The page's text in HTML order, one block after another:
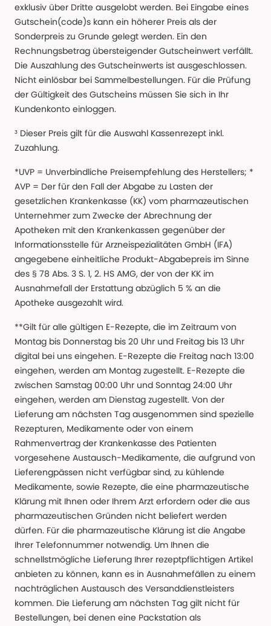
exklusiv über Dritte ausgelobt werden. Bei Eingabe eines
Gutschein(code)s kann ein höherer Preis als der
Sonderpreis zu Grunde gelegt werden. Ein den
Rechnungsbetrag übersteigender Gutscheinwert verfällt.
Die Auszahlung des Gutscheinwerts ist ausgeschlossen.
Nicht einlösbar bei Sammelbestellungen. Für die Prüfung
der Gültigkeit des Gutscheins müssen Sie sich in Ihr
Kundenkonto einloggen.
³ Dieser Preis gilt für die Auswahl Kassenrezept inkl.
Zuzahlung.
*UVP = Unverbindliche Preisempfehlung des Herstellers; *
AVP = Der für den Fall der Abgabe zu Lasten der
gesetzlichen Krankenkasse (KK) vom pharmazeutischen
Unternehmer zum Zwecke der Abrechnung der
Apotheken mit den Krankenkassen gegenüber der
Informationsstelle für Arzneispezialitäten GmbH (IFA)
angegebene einheitliche Produkt-Abgabepreis im Sinne
des § 78 Abs. 3 S. 1, 2. HS AMG, der von der KK im
Ausnahmefall der Erstattung abzüglich 5 % an die
Apotheke ausgezahlt wird.
**Gilt für alle gültigen E-Rezepte, die im Zeitraum von
Montag bis Donnerstag bis 20 Uhr und Freitag bis 13 Uhr
digital bei uns eingehen. E-Rezepte die Freitag nach 13:00
eingehen, werden am Montag zugestellt. E-Rezepte die
zwischen Samstag 00:00 Uhr und Sonntag 24:00 Uhr
eingehen, werden am Dienstag zugestellt. Von der
Lieferung am nächsten Tag ausgenommen sind spezielle
Rezepturen, Medikamente oder von einem
Rahmenvertrag der Krankenkasse des Patienten
vorgesehene Austausch-Medikamente, die aufgrund von
Lieferengpässen nicht verfügbar sind, zu kühlende
Medikamente, sowie Rezepte, die eine pharmazeutische
Klärung mit Ihnen oder Ihrem Arzt erfordern oder die aus
pharmazeutischen Gründen nicht beliefert werden
dürfen. Für die pharmazeutische Klärung ist die Angabe
Ihrer Telefonnummer notwendig. Um Ihnen die
schnellstmögliche Lieferung Ihrer rezeptpflichtigen Artikel
anbieten zu können, kann es in Ausnahmefällen zu einem
nachträglichen Austausch des Versanddienstleisters
kommen. Die Lieferung am nächsten Tag gilt nicht für
Bestellungen, bei denen eine Packstation als